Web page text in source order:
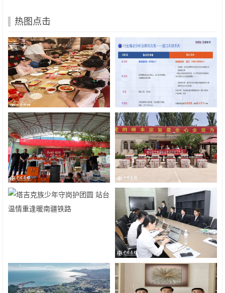
热图点击